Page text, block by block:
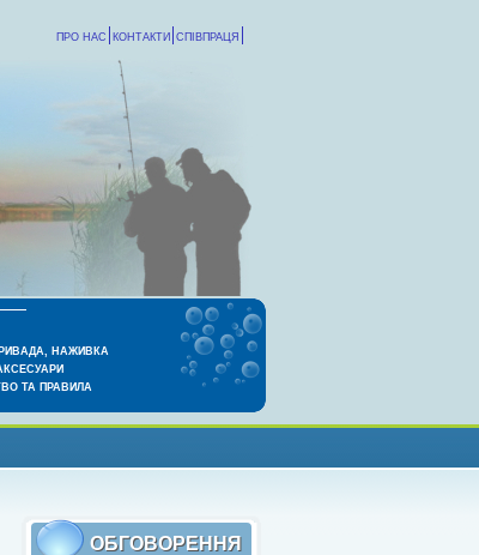
СПІВПРАЦЯ
КОНТАКТИ
ПРО НАС
НАЖИВКА
ТА ПРАВИЛА
ОБГОВОРЕННЯ